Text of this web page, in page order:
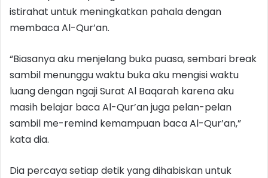
istirahat untuk meningkatkan pahala dengan
membaca Al-Qur’an.
“Biasanya aku menjelang buka puasa, sembari break
sambil menunggu waktu buka aku mengisi waktu
luang dengan ngaji Surat Al Baqarah karena aku
masih belajar baca Al-Qur’an juga pelan-pelan
sambil me-remind kemampuan baca Al-Qur’an,”
kata dia.
Dia percaya setiap detik yang dihabiskan untuk